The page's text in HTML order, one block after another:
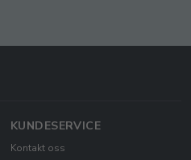
KUNDESERVICE
Kontakt oss